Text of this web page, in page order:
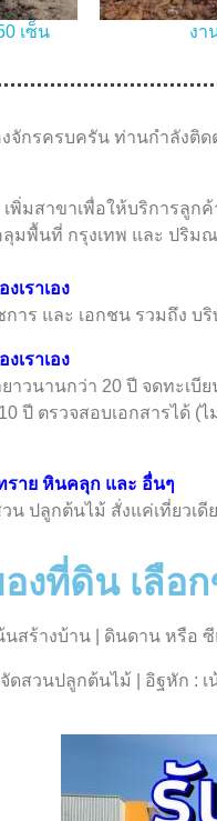
เซ็น งา
จักรครบครัน ท่านกำลังติ
พิ่มสาขาเพื่อให้บริการลูก
ลุมพื้นที่ กรุงเทพ และ ปริม
เราเอง
าร และ เอกชน รวมถึง
เราเอง
าวนานกว่า 20 ปี จดทะเ
ปี ตรวจสอบเอกสารได้
ราย หินคลุก และ อื่นๆ
น ปลูกต้นไม้ สั่งแค่เที่ยวเ
องที่ดิน เลือ
นสร้างบ้าน | ดินดาน หรือ
ดสวนปลูกต้นไม้ | อิฐหัก :